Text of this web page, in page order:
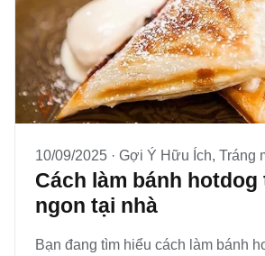
10/09/2025 · Gợi Ý Hữu Ích, Tráng
Cách làm bánh hotdog
ngon tại nhà
Bạn đang tìm hiểu cách làm bánh